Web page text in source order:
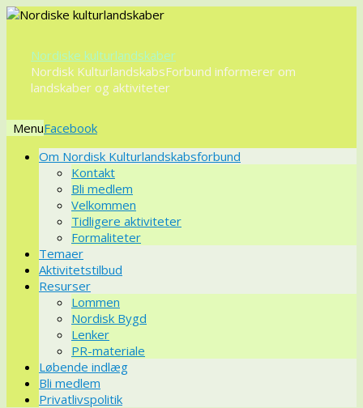
Nordiske kulturlandskaber
Nordisk KulturlandskabsForbund informerer om
landskaber og aktiviteter
Menu
VidereOm Nordisk Kulturlandskabsforbund
Kontakt
Bli medlem
Velkommen
Tidligere aktiviteter
Formaliteter
Temaer
Aktivitetstilbud
Resurser
Lommen
Nordisk Bygd
Lenker
PR-materiale
Løbende indlæg
Bli medlem
Privatlivspolitik